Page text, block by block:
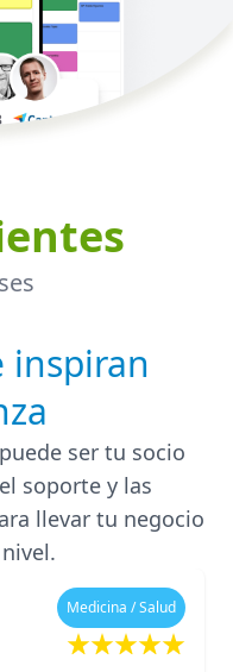
inspiran
ser tu socio
soporte y las
llevar tu negocio
Medicina / Salud